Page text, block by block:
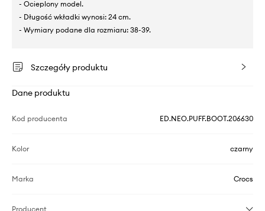
- Ocieplony model.
- Długość wkładki wynosi: 24 cm.
- Wymiary podane dla rozmiaru: 38-39.
Szczegóły produktu
Dane produktu
Kod producenta ED.NEO.PUFF.BOOT.206630
Kolor czarny
Marka Crocs
Producent